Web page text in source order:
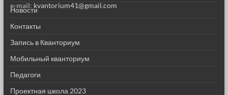
e-mail: kvantorium41@gmail.com
Новости
Контакты
Запись в Кванториум
Мобильный кванториум
Педагоги
Проектная школа 2023